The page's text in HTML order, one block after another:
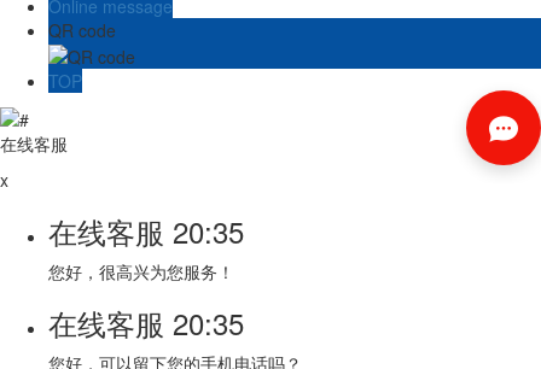
Online message
QR code
TOP
在线客服
x
在线客服 20:35
您好，很高兴为您服务！
在线客服 20:35
您好，可以留下您的手机电话吗？